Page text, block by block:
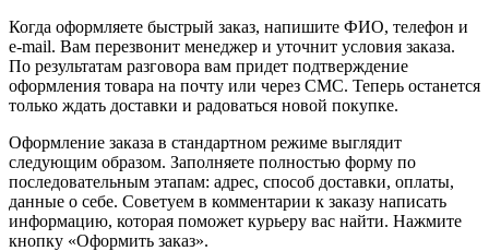
Когда оформляете быстрый заказ, напишите ФИО, телефон и
e-mail. Вам перезвонит менеджер и уточнит условия заказа.
По результатам разговора вам придет подтверждение
оформления товара на почту или через СМС. Теперь останется
только ждать доставки и радоваться новой покупке.
Оформление заказа в стандартном режиме выглядит
следующим образом. Заполняете полностью форму по
последовательным этапам: адрес, способ доставки, оплаты,
данные о себе. Советуем в комментарии к заказу написать
информацию, которая поможет курьеру вас найти. Нажмите
кнопку «Оформить заказ».